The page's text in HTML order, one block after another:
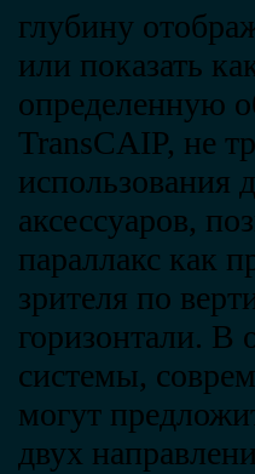
глубину
или показать
определенную
TransCAIP, не
использования
аксессуаров,
параллакс как
зрителя по
горизонтали. В
системы,
могут
двух